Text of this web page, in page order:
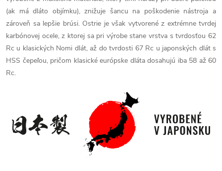
(ak má dláto objímku), znižuje šancu na poškodenie nástroja a
zároveň sa lepšie brúsi. Ostrie je však vytvorené z extrémne tvrdej
karbónovej ocele, z ktorej sa pri výrobe stane vrstva s tvrdosťou 62
Rc u klasických Nomi dlát, až do tvrdosti 67 Rc u japonských dlát s
HSS čepeľou, pričom klasické európske dláta dosahujú iba 58 až 60
Rc.